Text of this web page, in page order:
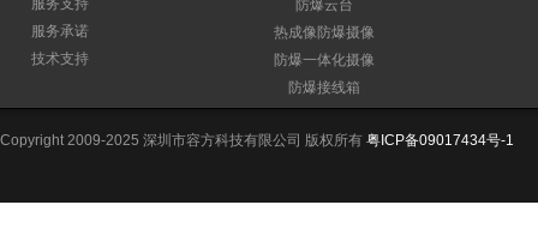
服务支持
服务承诺
技术支持
防爆云台
热成像防爆摄像
防爆一体化摄像
防爆接线箱
Copyright 2009-2025 深圳市容方科技有限公司 版权所有 粤ICP备09017434号-1